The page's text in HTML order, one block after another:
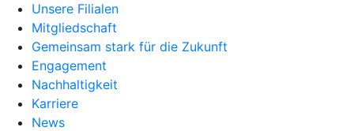
Unsere Filialen
Mitgliedschaft
Gemeinsam stark für die Zukunft
Engagement
Nachhaltigkeit
Karriere
News